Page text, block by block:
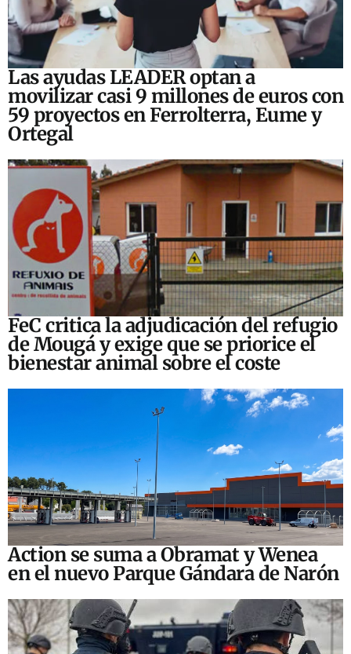
Las ayudas LEADER optan a
movilizar casi 9 millones de euros con
59 proyectos en Ferrolterra, Eume y
Ortegal
FeC critica la adjudicación del refugio
de Mougá y exige que se priorice el
bienestar animal sobre el coste
Action se suma a Obramat y Wenea
en el nuevo Parque Gándara de Narón